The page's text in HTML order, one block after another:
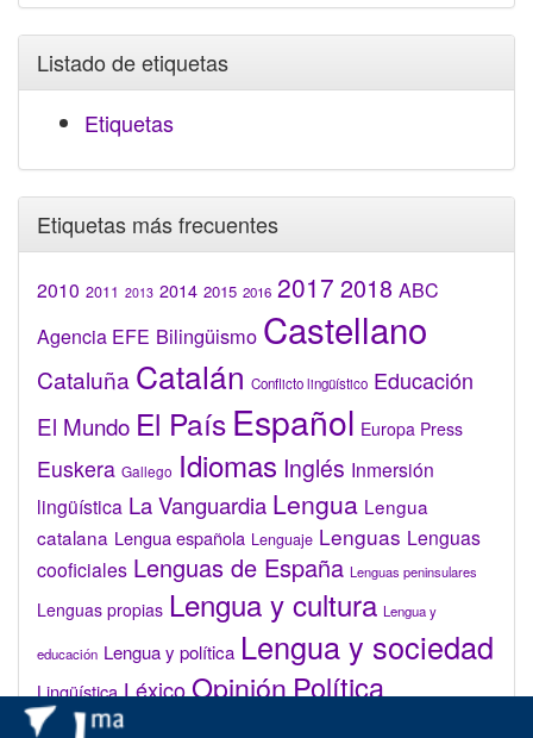
Listado de etiquetas
Etiquetas
Etiquetas más frecuentes
2010 2011 2013 2014 2015 2016 2017 2018 ABC
Agencia EFE Bilingüismo Castellano
Cataluña Catalán Conflicto lingüístico Educación
El Mundo El País Español Europa Press
Euskera Gallego Idiomas Inglés Inmersión
lingüística La Vanguardia Lengua Lengua
catalana Lengua española Lenguaje Lenguas Lenguas
cooficiales Lenguas de España Lenguas peninsulares
Lenguas propias Lengua y cultura Lengua y
educación Lengua y política Lengua y sociedad
Lingüística LéxicoOpiniónPolítica
lingüística